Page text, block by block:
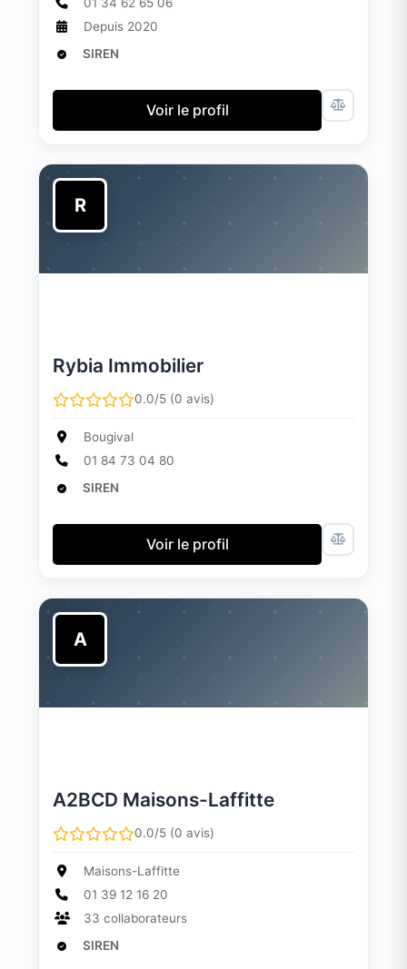
Depuis 2020
SIREN
Voir le profil
R
Rybia Immobilier
0.0/5 (0 avis)
Bougival
01 84 73 04 80
SIREN
Voir le profil
A
A2BCD Maisons-Laffitte
0.0/5 (0 avis)
Maisons-Laffitte
01 39 12 16 20
33 collaborateurs
SIREN